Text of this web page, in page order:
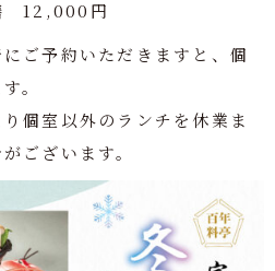
12,000円
ご予約いただきますと、個
。
個室以外のランチを休業ま
ございます。